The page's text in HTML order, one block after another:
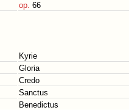
op. 66
Kyrie
Gloria
Credo
Sanctus
Benedictus